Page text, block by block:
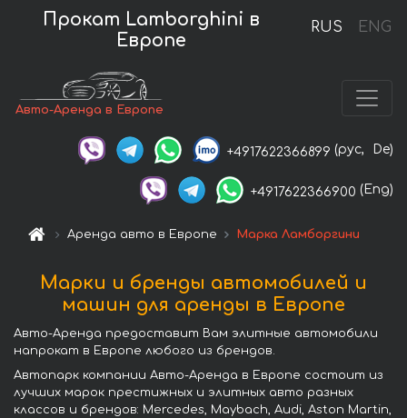
RUS ENG
Прокат Lamborghini в
Европе
Авто-Аренда в Европе
+4917622366899 (рус, De)
+4917622366900 (Eng)
Аренда авто в Европе Марка Ламборгини
Марки и бренды автомобилей и
машин для аренды в Европе
Авто-Аренда предоставит Вам элитные автомобили
напрокат в Европе любого из брендов.
Автопарк компании Авто-Аренда в Европе состоит из
лучших марок престижных и элитных авто разных
классов и брендов: Mercedes, Maybach, Audi, Aston Martin,